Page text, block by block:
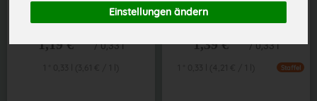
Einstellungen ändern
Pinkus Malzbier
1,19 € / 0,33 l 1,39 € / 0,33 l
Staffel